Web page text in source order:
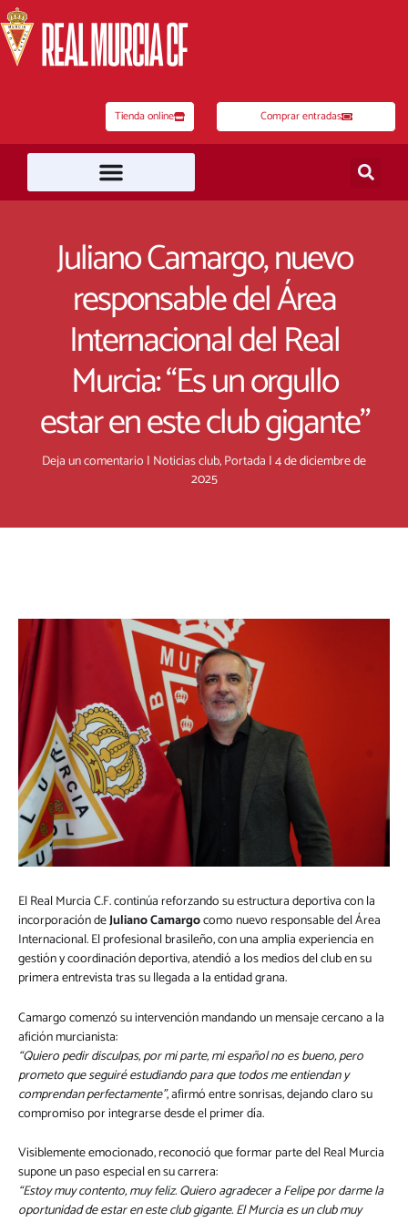
al
contenido
Tienda online Comprar entradas
Juliano Camargo, nuevo
responsable del Área
Internacional del Real
Murcia: “Es un orgullo
estar en este club gigante”
Deja un comentario | Noticias club,Portada |4 de diciembre de
2025
El Real Murcia C.F. continúa reforzando su estructura deportiva con la
incorporación deJuliano Camargocomo nuevo responsable del Área
Internacional. El profesional brasileño, con una amplia experiencia en
gestión y coordinación deportiva, atendió a los medios del club en su
primera entrevista tras su llegada a la entidad grana.
Camargo comenzó su intervención mandando un mensaje cercano a la
afición murcianista:
“Quiero pedir disculpas, por mi parte, mi español no es bueno, pero
prometo que seguiré estudiando para que todos me entiendan y
comprendan perfectamente”, afirmó entre sonrisas, dejando claro su
compromiso por integrarse desde el primer día.
Visiblemente emocionado, reconoció que formar parte del Real Murcia
supone un paso especial en su carrera:
“Estoy muy contento, muy feliz. Quiero agradecer a Felipe por darme la
oportunidad de estar en este club gigante. El Murcia es un club muy